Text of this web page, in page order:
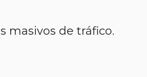
masivos de tráfico.